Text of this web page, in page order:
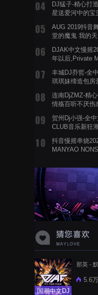
DJ猛子-精心打
星送爱河中的宝
AUG 2019抖音
堂的魔鬼 我的
DJAK中文慢摇
年以后,Private
丰城DJ乔哲-全
琪琪妹缔造包房
连南DjZMZ-精
情殇百听不厌伤
贺州Dj小强-全
CLUB音乐新狂
抖音慢摇串烧
MANYAO
蝉爸爸妈妈爱存
声音啊
国潮中文DJ
那英 -
5.6万